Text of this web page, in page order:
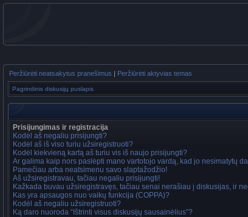
Peržiūrėti neatsakytus pranešimus | Peržiūrėti aktyvias temas
Pagrindinis diskusijų puslapis
Prisijungimas ir registracija
Kodėl aš negaliu prisijungti?
Kodėl aš iš viso turiu užsiregistruoti?
Kodėl kiekvieną kartą aš turiu vis iš naujo prisijungti?
Ar galima kaip nors paslėpti mano vartotojo vardą, kad jo nesimatytų
Pamečiau arba neatsimenu savo slaptažodžio!
Aš užsiregistravau, tačiau negaliu prisijungti!
Kažkada buvau užsiregistravęs, tačiau senai nerašiau į diskusijas, ir
Kas yra apsaugos nuo vaikų funkcija (COPPA)?
Kodėl aš negaliu užsiregistruoti?
Ką daro nuoroda “Ištrinti visus diskusijų sausainėlius”?